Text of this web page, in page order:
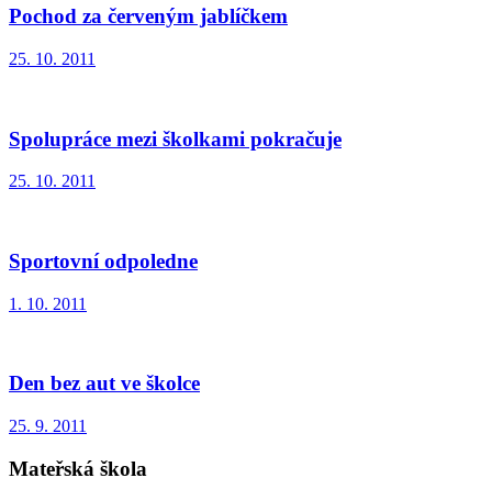
Pochod za červeným jablíčkem
25. 10. 2011
Spolupráce mezi školkami pokračuje
25. 10. 2011
Sportovní odpoledne
1. 10. 2011
Den bez aut ve školce
25. 9. 2011
Mateřská škola